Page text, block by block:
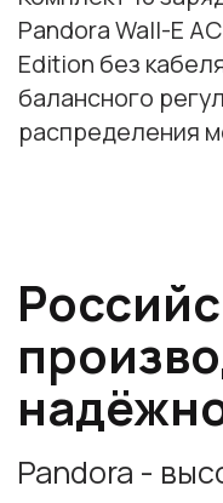
Гарантия 3 года и
постгарантийное
Техническая
на все ваши
•
•
Зарядную
Количество
растет взрывными
парк увеличивается на
процентов, а вместе с
спрос на зарядные